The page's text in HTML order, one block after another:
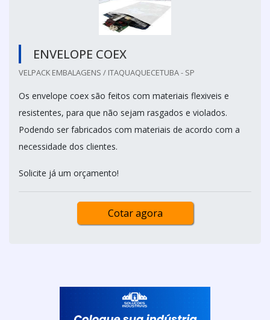
ENVELOPE COEX
VELPACK EMBALAGENS / ITAQUAQUECETUBA - SP
Os envelope coex são feitos com materiais flexiveis e
resistentes, para que não sejam rasgados e violados.
Podendo ser fabricados com materiais de acordo com a
necessidade dos clientes.
Solicite já um orçamento!
Cotar agora